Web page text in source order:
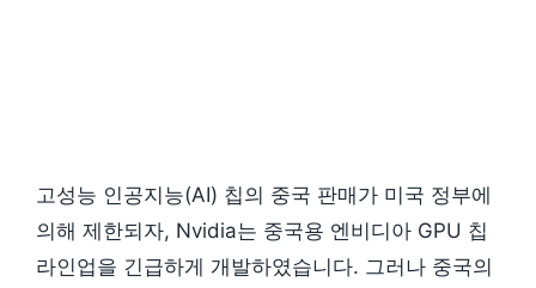
고성능 인공지능(AI) 칩의 중국 판매가 미국 정부에
의해 제한되자, Nvidia는 중국용 엔비디아 GPU 칩
라인업을 긴급하게 개발하였습니다. 그러나 중국의